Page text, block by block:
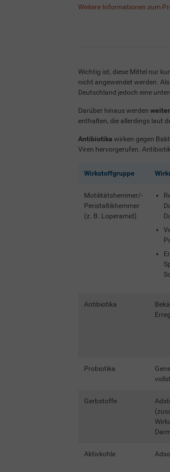
Weitere Informationen zum
Wichtig ist, diese Mittel nur
nicht angewendet werden.
Deutschland jedoch eine
Darüber hinaus werden
enthalten, die allerdings laut
Antibiotika wirken gegen
Viren hervorgerufen.
Wirkstoffgruppe
Motilitätshemmer/­
Peristaltikhemmer
(z. B. Loperamid)
Antibiotika
Probiotika
Gerbstoffe
Aktivkohle